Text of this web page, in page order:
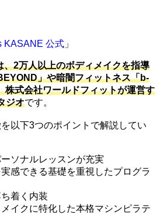
KASANE 公式 」
2万人以上のボディメイクを指導
」や暗闇フィットネス「b-
式会社ワールドフィットが運営す
ジオです。
以下3つのポイントで解説してい
ソナルレッスンが充実
感できる基礎を重視したプログラ
着く内装
イクに特化した本格マシンピラテ